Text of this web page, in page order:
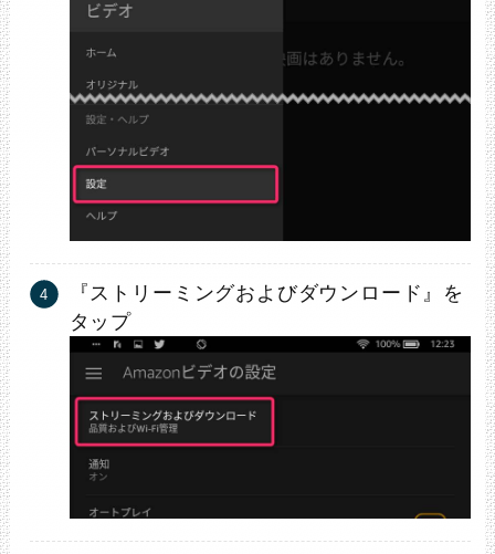
『ストリーミングおよびダウンロード』を
タップ